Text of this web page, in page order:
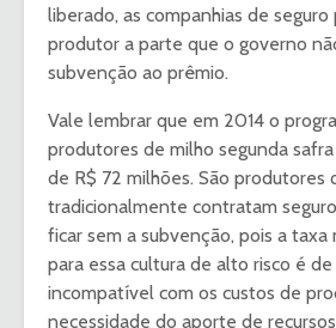
liberado, as companhias de
produtor a parte que o governo
subvenção ao prêmio.
Vale lembrar que em 2014 o
produtores de milho segunda
de R$ 72 milhões. São produtores
tradicionalmente contratam
ficar sem a subvenção, pois a taxa
para essa cultura de alto risco é de
incompatível com os custos de
necessidade do aporte de